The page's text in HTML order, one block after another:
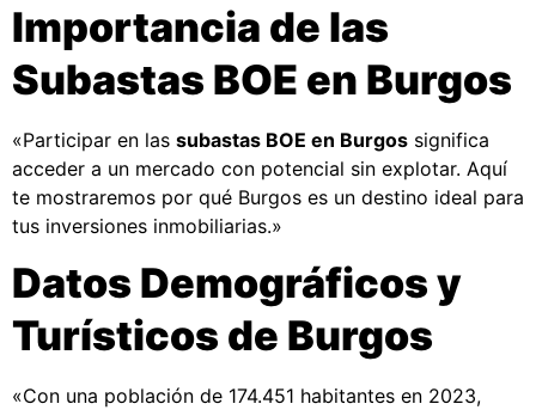
Importancia de las
Subastas BOE en Burgos
«Participar en las subastas BOE en Burgos significa
acceder a un mercado con potencial sin explotar. Aquí
te mostraremos por qué Burgos es un destino ideal para
tus inversiones inmobiliarias.»
Datos Demográficos y
Turísticos de Burgos
«Con una población de 174.451 habitantes en 2023,